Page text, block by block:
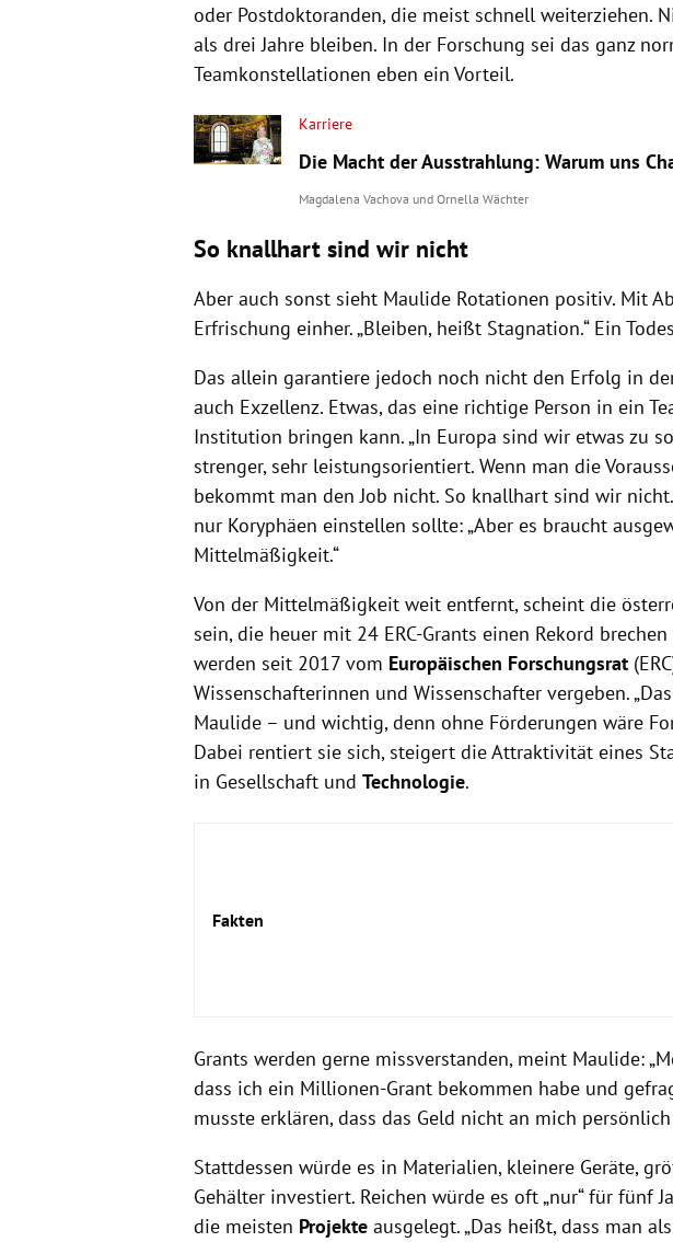
oder Postdoktoranden, die meist schnell weiterziehen.
als drei Jahre bleiben. In der Forschung sei das ganz
Teamkonstellationen eben ein Vorteil.
Karriere
Die Macht der Ausstrahlung: Warum uns
Magdalena Vachova und Ornella Wächter
So knallhart sind wir nicht
Aber auch sonst sieht Maulide Rotationen positiv. Mit
Erfrischung einher. „Bleiben, heißt Stagnation.“ Ein
Das allein garantiere jedoch noch nicht den Erfolg in
auch Exzellenz. Etwas, das eine richtige Person in ein
Institution bringen kann. „In Europa sind wir etwas zu
strenger, sehr leistungsorientiert. Wenn man die
bekommt man den Job nicht. So knallhart sind wir
nur Koryphäen einstellen sollte: „Aber es braucht
Mittelmäßigkeit.“
Von der Mittelmäßigkeit weit entfernt, scheint die
sein, die heuer mit 24 ERC-Grants einen Rekord
werden seit 2017 vom Europäischen Forschungsrat
Wissenschafterinnen und Wissenschafter vergeben.
Maulide – und wichtig, denn ohne Förderungen wäre
Dabei rentiert sie sich, steigert die Attraktivität eines
in Gesellschaft und Technologie.
Fakten
Nuno Maulide
24 ERC Starting Grants
Grants werden gerne missverstanden, meint Maulide:
dass ich ein Millionen-Grant bekommen habe und
musste erklären, dass das Geld nicht an mich persönlich
Stattdessen würde es in Materialien, kleinere Geräte,
Gehälter investiert. Reichen würde es oft „nur“ für fünf
die meisten Projekte ausgelegt. „Das heißt, dass man als